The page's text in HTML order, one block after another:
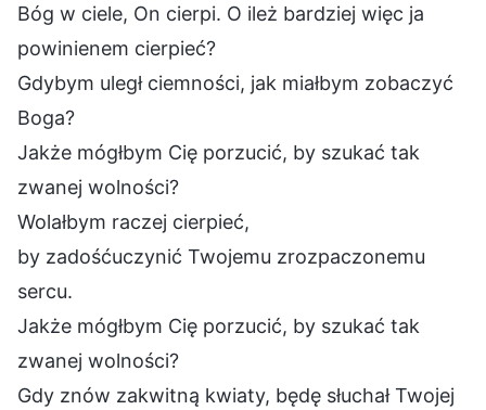
Bóg w ciele, On cierpi. O ileż bardziej więc ja
powinienem cierpieć?
Gdybym uległ ciemności, jak miałbym zobaczyć
Boga?
Jakże mógłbym Cię porzucić, by szukać tak
zwanej wolności?
Wolałbym raczej cierpieć,
by zadośćuczynić Twojemu zrozpaczonemu
sercu.
Jakże mógłbym Cię porzucić, by szukać tak
zwanej wolności?
Gdy znów zakwitną kwiaty, będę słuchał Twojej